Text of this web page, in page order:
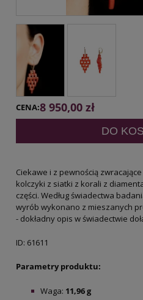
CENA:8 950,00 zł
DO
Ciekawe i z pewnością
kolczyki z siatki z korali z
części. Według świadectwa
wyrób wykonano z mieszanych
- dokładny opis w świadectwie
ID: 61611
Parametry produktu:
Waga: 11,96g